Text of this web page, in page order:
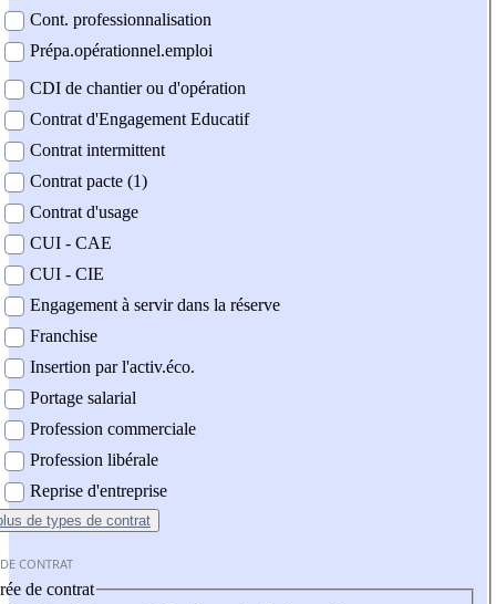
Cont. professionnalisation
Prépa.opérationnel.emploi
CDI de chantier ou d'opération
Contrat d'Engagement Educatif
Contrat intermittent
Contrat pacte (1)
Contrat d'usage
CUI - CAE
CUI - CIE
Engagement à servir dans la réserve
Franchise
Insertion par l'activ.éco.
Portage salarial
Profession commerciale
Profession libérale
Reprise d'entreprise
de types de contrat
CONTRAT
de contrat